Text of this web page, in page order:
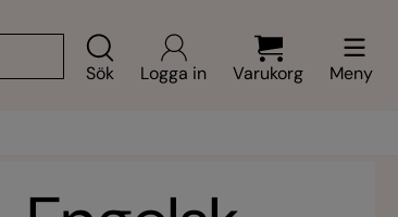
Logga in Varukorg Meny
Sök